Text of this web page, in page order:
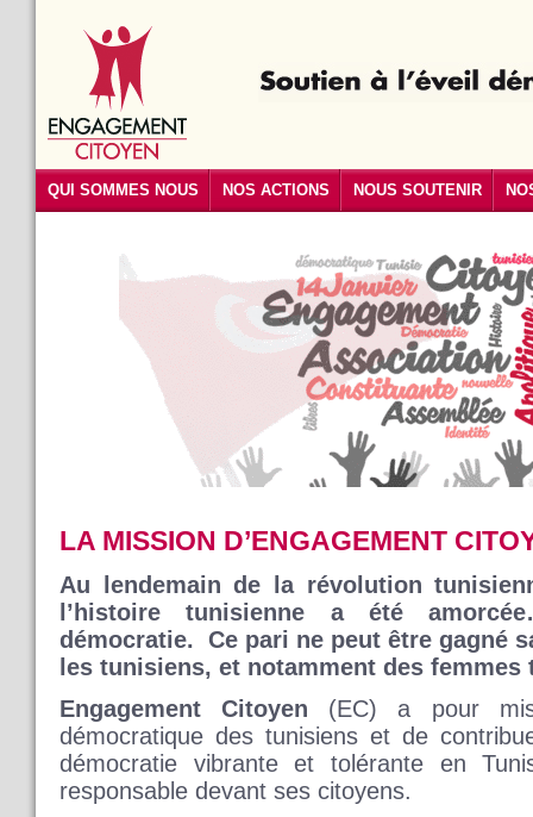
QUI SOMMES NOUS NOS ACTIONS NOUS SOUTENIR
LA MISSION D’ENGAGEMENT
Au lendemain de la révolution
l’histoire tunisienne a été
démocratie. Ce pari ne peut être gagné
les tunisiens, et notamment des femmes
Engagement Citoyen (EC) a pour
démocratique des tunisiens et de
démocratie vibrante et tolérante en
responsable devant ses citoyens.